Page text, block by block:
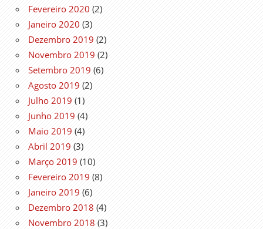
Fevereiro 2020 (2)
Janeiro 2020 (3)
Dezembro 2019 (2)
Novembro 2019 (2)
Setembro 2019 (6)
Agosto 2019 (2)
Julho 2019 (1)
Junho 2019 (4)
Maio 2019 (4)
Abril 2019 (3)
Março 2019 (10)
Fevereiro 2019 (8)
Janeiro 2019 (6)
Dezembro 2018 (4)
Novembro 2018 (3)